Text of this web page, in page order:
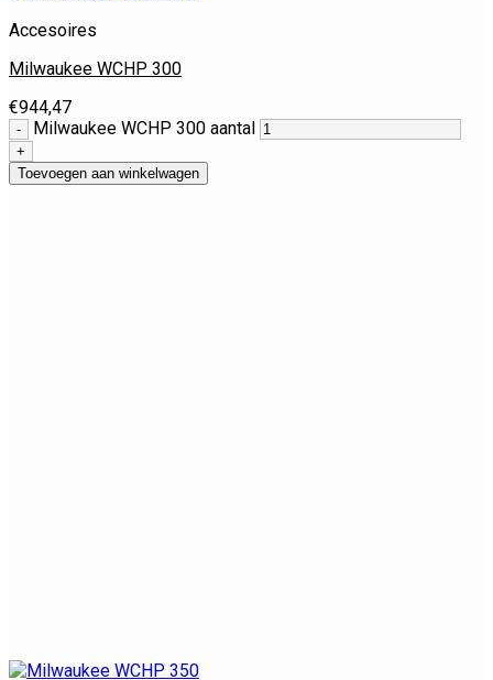
Accesoires
Milwaukee WCHP 300
€944,47
Milwaukee WCHP 300 aantal
Toevoegen aan winkelwagen